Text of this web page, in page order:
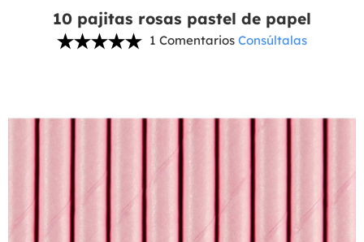
10 pajitas rosas pastel de papel
1 Comentarios Consúltalas